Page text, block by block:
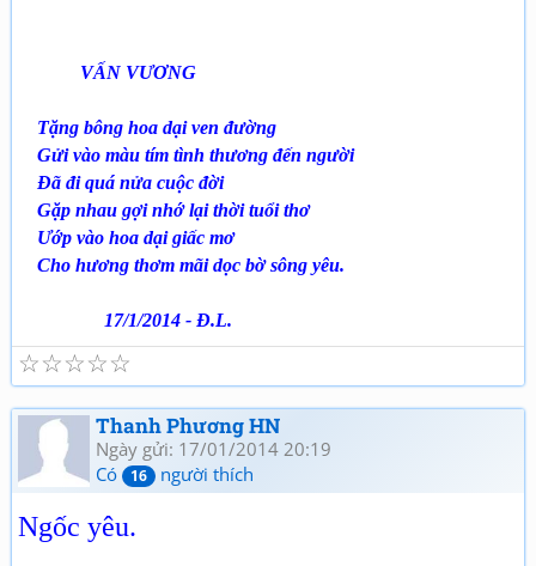
VẤN VƯƠNG
Tặng bông hoa dại ven đường
Gửi vào màu tím tình thương đến người
Đã đi quá nửa cuộc đời
Gặp nhau gợi nhớ lại thời tuổi thơ
Ướp vào hoa dại giấc mơ
Cho hương thơm mãi dọc bờ sông yêu.
17/1/2014 - Đ.L.
☆
☆
☆
☆
☆
Thanh Phương HN
Ngày gửi: 17/01/2014 20:19
Có
16 người thích
Ngốc yêu.